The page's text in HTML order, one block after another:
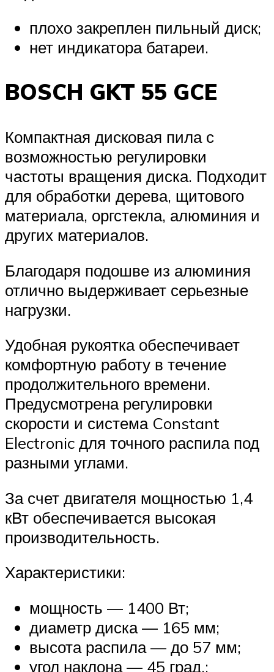
плохо закреплен пильный диск;
нет индикатора батареи.
BOSCH GKT 55 GCE
Компактная дисковая пила с
возможностью регулировки
частоты вращения диска. Подходит
для обработки дерева, щитового
материала, оргстекла, алюминия и
других материалов.
Благодаря подошве из алюминия
отлично выдерживает серьезные
нагрузки.
Удобная рукоятка обеспечивает
комфортную работу в течение
продолжительного времени.
Предусмотрена регулировки
скорости и система Constant
Electronic для точного распила под
разными углами.
За счет двигателя мощностью 1,4
кВт обеспечивается высокая
производительность.
Характеристики:
мощность — 1400 Вт;
диаметр диска — 165 мм;
высота распила — до 57 мм;
угол наклона — 45 град.;